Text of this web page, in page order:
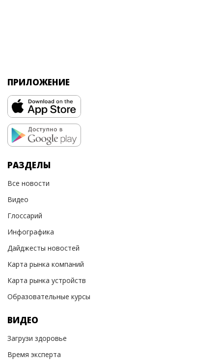
ПРИЛОЖЕНИЕ
РАЗДЕЛЫ
Все новости
Видео
Глоссарий
Инфографика
Дайджесты новостей
Карта рынка компаний
Карта рынка устройств
Образовательные курсы
ВИДЕО
Загрузи здоровье
Время эксперта